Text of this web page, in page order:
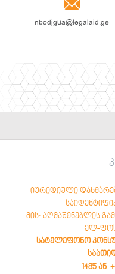

nbodjgua@legalaid.ge
იურიდიული
მის: აღმაშენებლის
ელ-
სატელეფონო
1485 ან